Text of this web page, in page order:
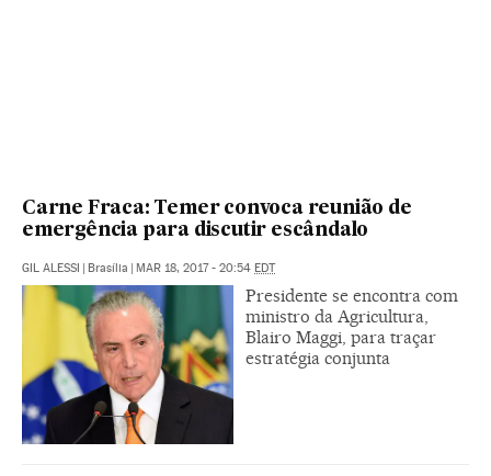
Carne Fraca: Temer convoca reunião de
emergência para discutir escândalo
GIL ALESSI | Brasília | MAR 18, 2017 - 20:54 EDT
Presidente se encontra com
ministro da Agricultura,
Blairo Maggi, para traçar
estratégia conjunta